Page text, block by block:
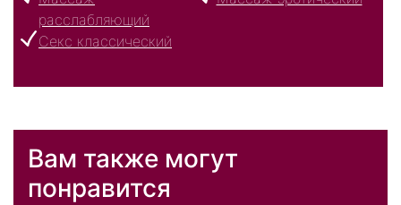
расслабляющий
Секс классический
Вам также могут
понравится